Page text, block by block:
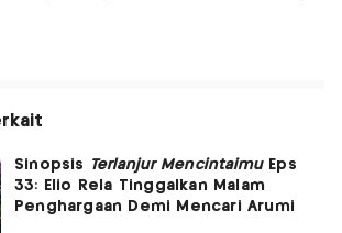
Sinopsis Terlanjur MencintaimuEps
33: Elio Rela Tinggalkan Malam
Penghargaan Demi Mencari Arumi